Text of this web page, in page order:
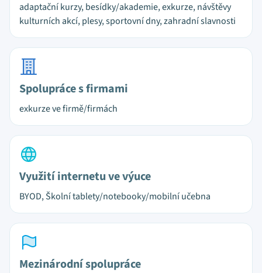
adaptační kurzy, besídky/akademie, exkurze, návštěvy
kulturních akcí, plesy, sportovní dny, zahradní slavnosti
Spolupráce s firmami
exkurze ve firmě/firmách
Využití internetu ve výuce
BYOD, Školní tablety/notebooky/mobilní učebna
Mezinárodní spolupráce